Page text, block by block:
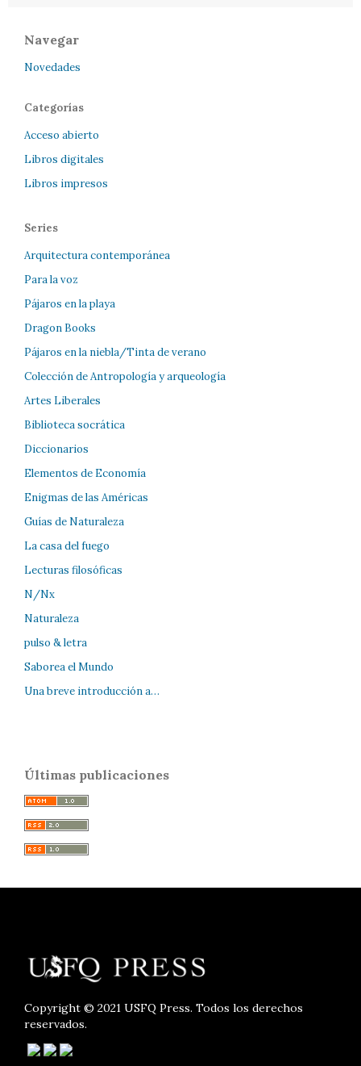
Navegar
Novedades
Categorías
Acceso abierto
Libros digitales
Libros impresos
Series
Arquitectura contemporánea
Para la voz
Pájaros en la playa
Dragon Books
Pájaros en la niebla/Tinta de verano
Colección de Antropología y arqueología
Artes Liberales
Biblioteca socrática
Diccionarios
Elementos de Economía
Enigmas de las Américas
Guías de Naturaleza
La casa del fuego
Lecturas filosóficas
N/Nx
Naturaleza
pulso & letra
Saborea el Mundo
Una breve introducción a…
Últimas publicaciones
Copyright © 2021 USFQ Press. Todos los derechos
reservados.